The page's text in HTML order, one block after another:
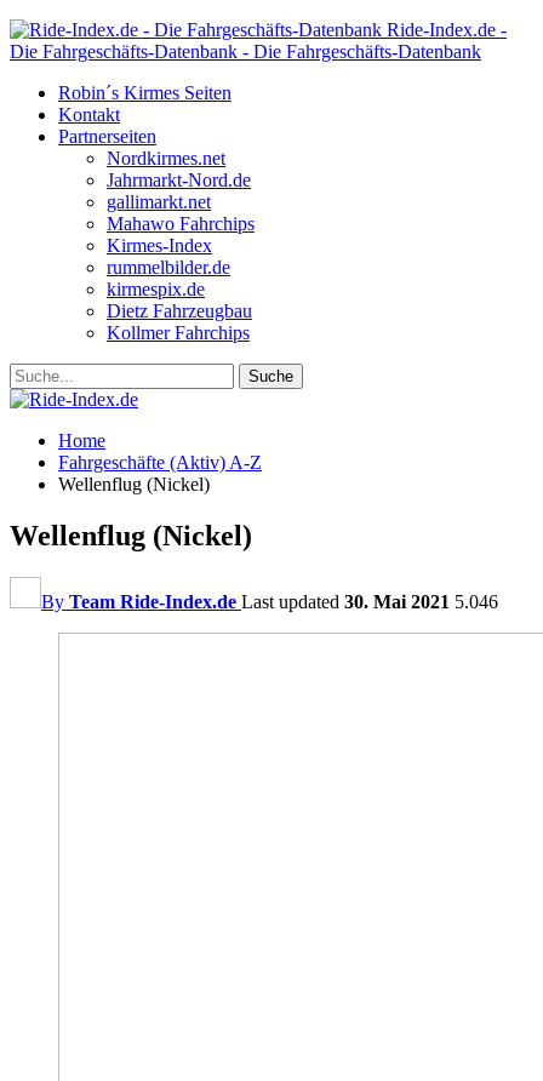
Ride-Index.de -
Die Fahrgeschäfts-Datenbank - Die Fahrgeschäfts-Datenbank
Robin´s Kirmes Seiten
Kontakt
Partnerseiten
Nordkirmes.net
Jahrmarkt-Nord.de
gallimarkt.net
Mahawo Fahrchips
Kirmes-Index
rummelbilder.de
kirmespix.de
Dietz Fahrzeugbau
Kollmer Fahrchips
Home
Fahrgeschäfte (Aktiv) A-Z
Wellenflug (Nickel)
Wellenflug (Nickel)
By Team Ride-Index.de Last updated 30. Mai 2021 5.046